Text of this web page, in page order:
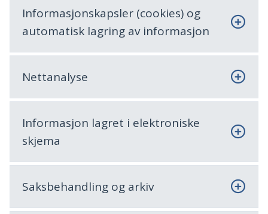
Informasjonskapsler (cookies) og
automatisk lagring av informasjon
Nettanalyse
Informasjon lagret i elektroniske
skjema
Saksbehandling og arkiv